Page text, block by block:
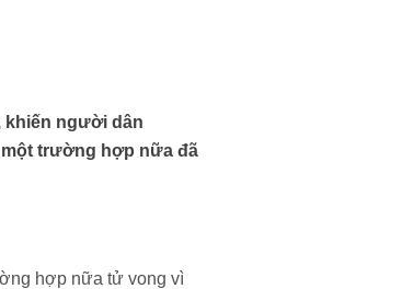
khiến người dân
một trường hợp nữa đã
hợp nữa tử vong vì